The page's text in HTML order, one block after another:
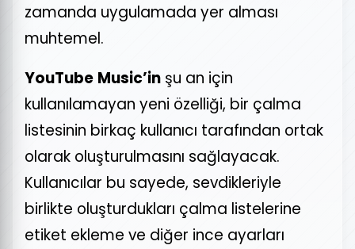
zamanda uygulamada yer alması
muhtemel.
YouTube Music’in şu an için
kullanılamayan yeni özelliği, bir çalma
listesinin birkaç kullanıcı tarafından ortak
olarak oluşturulmasını sağlayacak.
Kullanıcılar bu sayede, sevdikleriyle
birlikte oluşturdukları çalma listelerine
etiket ekleme ve diğer ince ayarları